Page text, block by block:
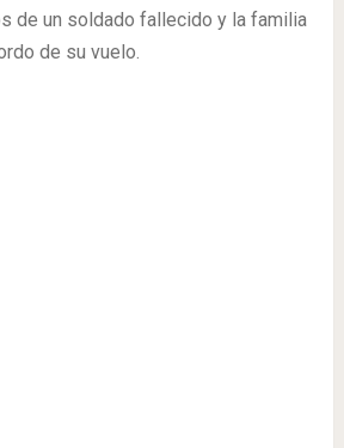
de un soldado fallecido y la familia
de su vuelo.